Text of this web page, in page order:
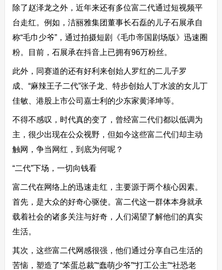
除了赵泽龙之外，近年来还有多位富二代通过短视频平
台走红。例如，洁丽雅集团董事长石磊的儿子石展承自
称“毛巾少爷”，通过拍摄短剧《毛巾帝国剧场版》迅速圈
粉。目前，石展承在抖音上已拥有96万粉丝。
此外，同赛道的还有好利来创始人罗红的二儿子罗
成、“麻辣王子二代”张子龙、特步创始人丁水波的女儿丁
佳敏、港股上市公司嘉士利的少东家黄泽坤等。
不得不感叹，时代真的变了，曾经富二代们都以低调为
主，很少出现在公众视野，但如今这些富二代们却主动
触网，争当网红，到底为何呢？
“二代”下场，一切向钱看
富二代在网络上的迅速走红，主要源于两个核心因素。
首先，是大众的好奇心驱使。富二代这一群体本身就承
载着社会的诸多关注与好奇，人们渴望了解他们的真实
生活。
其次，这些富二代网感很强，他们通过分享自己生活的
苦恼，塑造了“笨蛋总裁”“蠢萌少爷”“打工公主”“社恐老